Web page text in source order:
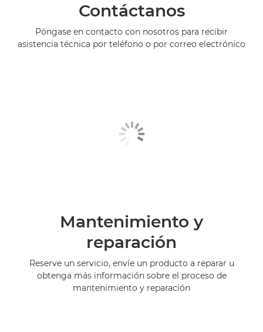
Contáctanos
Póngase en contacto con nosotros para recibir
asistencia técnica por teléfono o por correo electrónico
Mantenimiento y
reparación
Reserve un servicio, envíe un producto a reparar u
obtenga más información sobre el proceso de
mantenimiento y reparación